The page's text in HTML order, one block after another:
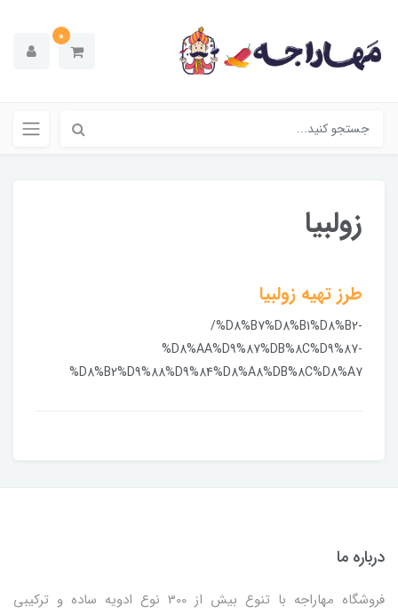
0
زولبیا
طرز تهیه زولبیا
/%D8%B7%D8%B1%D8%B2-
%D8%AA%D9%87%DB%8C%D9%87-
%D8%B2%D9%88%D9%84%D8%A8%DB%8C%D8%A7
درباره ما
فروشگاه مهاراجه با تنوع بیش از 300 نوع ادویه ساده و ترکیبی